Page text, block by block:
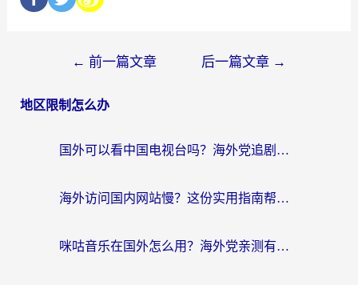
← 前一篇文章 后一篇文章 →
地区限制怎么办
国外可以看中国电视台吗？海外党追剧看片的终极解决方案来了
海外访问国内网站慢？这份实用指南帮你无缝解锁国内资源（附加速器选择技巧）
咪咕音乐在国外怎么用？海外党亲测有效的回国加速器指南